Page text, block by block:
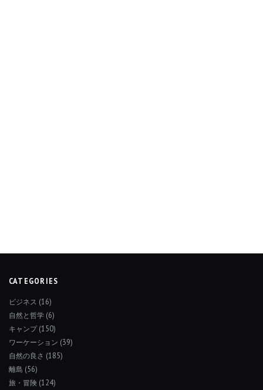
CATEGORIES
ビジネス (16)
自然と哲学 (6)
キャンプ(150)
ワーケーション (39)
自然の良さ (185)
離島 (56)
旅・冒険 (124)